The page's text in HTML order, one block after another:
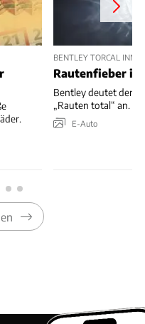
BENTLEY TORCAL
Rautenfieber
Bentley deutet den
„Rauten total“ an.
E-Auto